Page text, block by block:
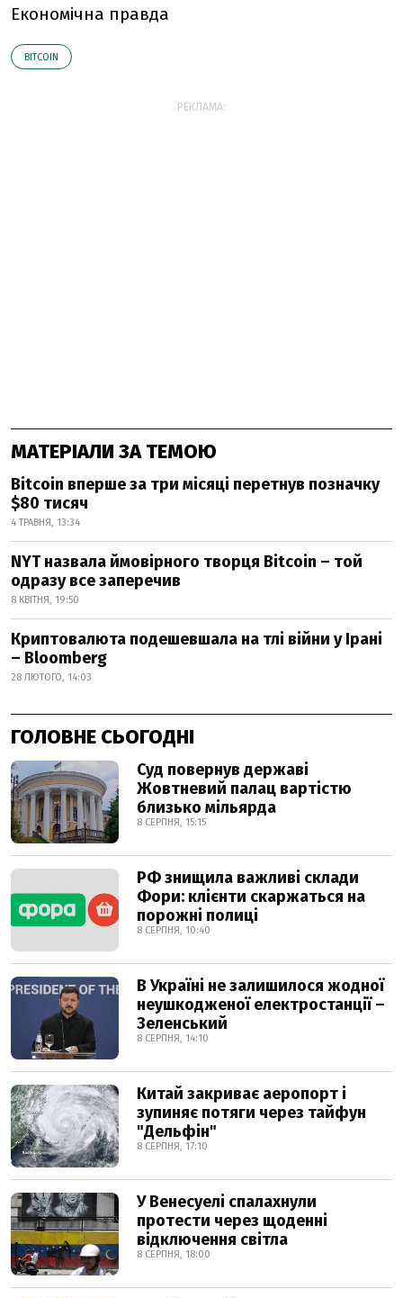
Економічна правда
BITCOIN
РЕКЛАМА:
МАТЕРІАЛИ ЗА ТЕМОЮ
Bitcoin вперше за три місяці перетнув позначку
$80 тисяч
4 ТРАВНЯ, 13:34
NYT назвала ймовірного творця Bitcoin – той
одразу все заперечив
8 КВІТНЯ, 19:50
Криптовалюта подешевшала на тлі війни у Ірані
– Bloomberg
28 ЛЮТОГО, 14:03
ГОЛОВНЕ СЬОГОДНІ
Суд повернув державі
Жовтневий палац вартістю
близько мільярда
8 СЕРПНЯ, 15:15
РФ знищила важливі склади
Фори: клієнти скаржаться на
порожні полиці
8 СЕРПНЯ, 10:40
В Україні не залишилося жодної
неушкодженої електростанції –
Зеленський
8 СЕРПНЯ, 14:10
Китай закриває аеропорт і
зупиняє потяги через тайфун
"Дельфін"
8 СЕРПНЯ, 17:10
У Венесуелі спалахнули
протести через щоденні
відключення світла
8 СЕРПНЯ, 18:00